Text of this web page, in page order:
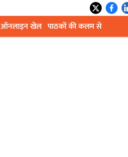
ऑनलाइन खेल पाठकों की कलम से